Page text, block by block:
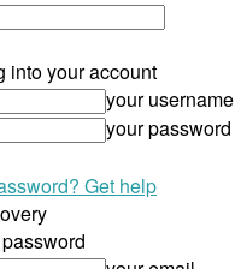
into your account
your username
your password
Get help